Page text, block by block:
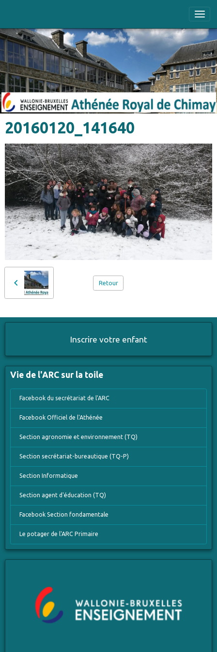
20160120_141640
Retour
Inscrire votre enfant
Vie de l'ARC sur la toile
Facebook du secrétariat de l'ARC
Facebook Officiel de l'Athénée
Section agronomie et environnement (TQ)
Section secrétariat-bureautique (TQ-P)
Section Informatique
Section agent d'éducation (TQ)
Facebook Section fondamentale
Le potager de l'ARC Primaire